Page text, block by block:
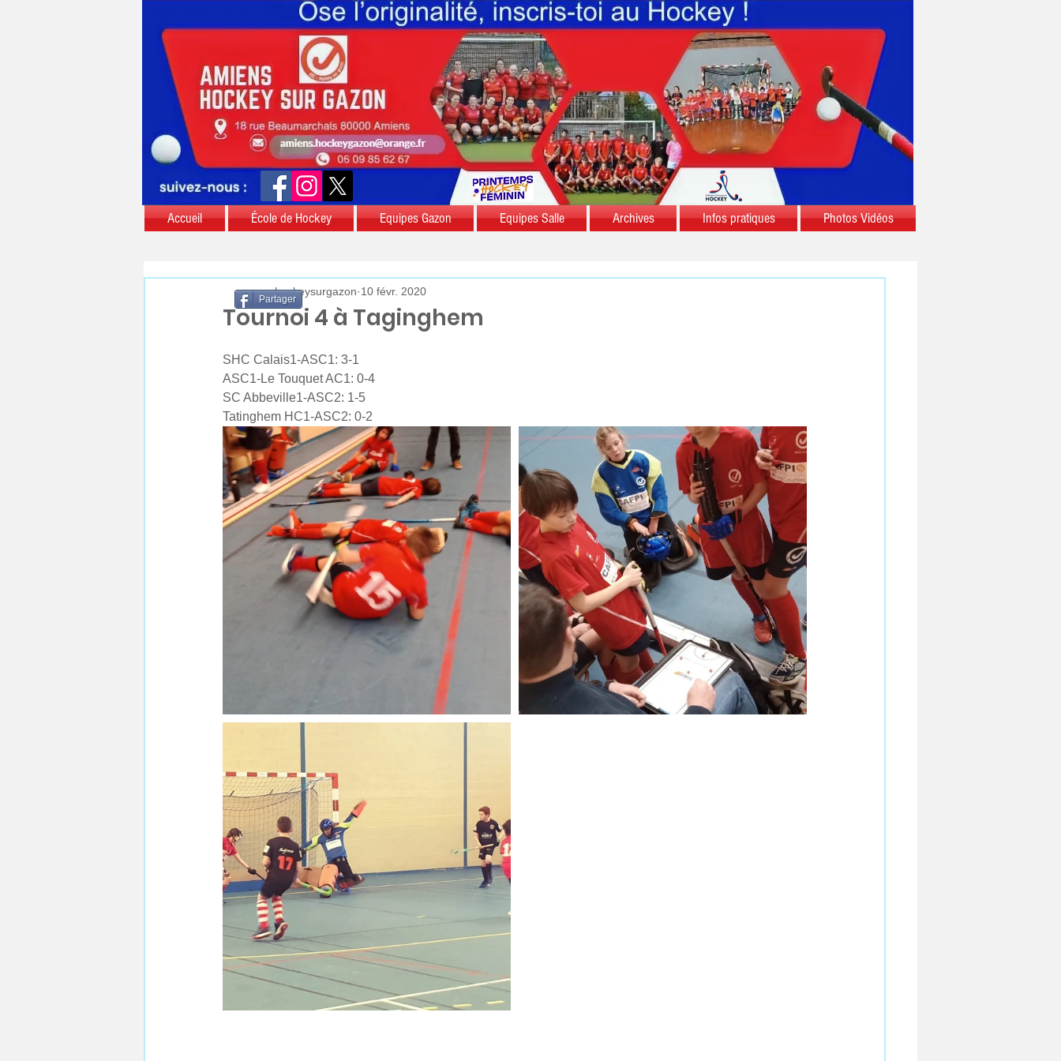
Accueil École de Hockey Equipes Gazon Equipes Salle Archives Infos pratiques Photos Vidéos
Tournoi 4 à Taginghem
aschockeysurgazon 10 févr. 2020
SHC Calais1-ASC1: 3-1
ASC1-Le Touquet AC1: 0-4
SC Abbeville1-ASC2: 1-5
Tatinghem HC1-ASC2: 0-2
Partager